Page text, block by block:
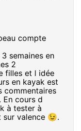
compte
semaines en
2
filles et l idée
en kayak est
commentaires
cours d
à tester à
sur valence 😉.